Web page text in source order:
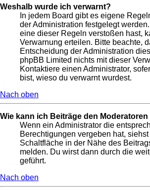
Weshalb wurde ich verwarnt?
In jedem Board gibt es eigene
der Administration festgelegt
eine dieser Regeln verstoßen hast,
Verwarnung erteilen. Bitte beachte,
Entscheidung der Administration
phpBB Limited nichts mit dieser
Kontaktiere einen Administrator,
bist, wieso du verwarnt wurdest.
Nach oben
Wie kann ich Beiträge den Moderatoren
Wenn ein Administrator die
Berechtigungen vergeben hat,
Schaltfläche in der Nähe des
melden. Du wirst dann durch die
geführt.
Nach oben